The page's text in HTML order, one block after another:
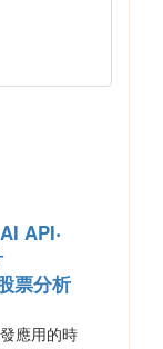
API‧
票分析
應用的時